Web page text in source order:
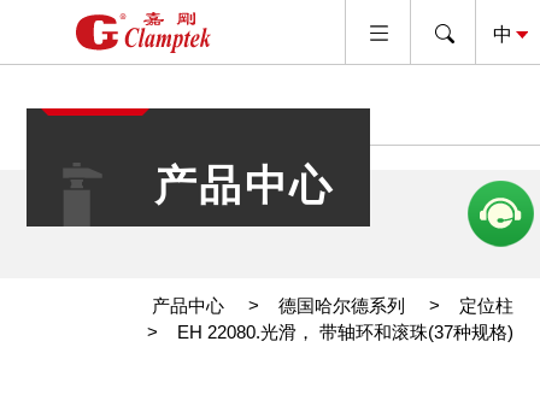
产品中心
产品中心 德国哈尔德系列
定位柱
EH 22080.光滑， 带轴环和滚珠(37种规格)